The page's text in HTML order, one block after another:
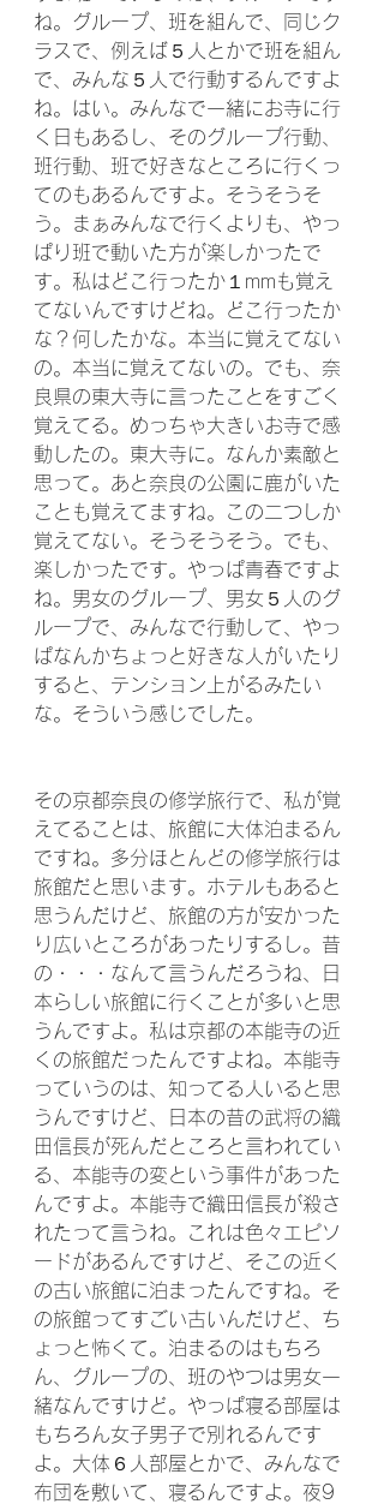
ね。グループ、班を組んで、同じク
ラスで、例えば５人とかで班を組ん
で、みんな５人で行動するんですよ
ね。はい。みんなで一緒にお寺に行
く日もあるし、そのグループ行動、
班行動、班で好きなところに行くっ
てのもあるんですよ。そうそうそ
う。まぁみんなで行くよりも、やっ
ぱり班で動いた方が楽しかったで
す。私はどこ行ったか１mmも覚え
てないんですけどね。どこ行ったか
な？何したかな。本当に覚えてない
の。本当に覚えてないの。でも、奈
良県の東大寺に言ったことをすごく
覚えてる。めっちゃ大きいお寺で感
動したの。東大寺に。なんか素敵と
思って。あと奈良の公園に鹿がいた
ことも覚えてますね。この二つしか
覚えてない。そうそうそう。でも、
楽しかったです。やっぱ青春ですよ
ね。男女のグループ、男女５人のグ
ループで、みんなで行動して、やっ
ぱなんかちょっと好きな人がいたり
すると、テンション上がるみたい
な。そういう感じでした。
その京都奈良の修学旅行で、私が覚
えてることは、旅館に大体泊まるん
ですね。多分ほとんどの修学旅行は
旅館だと思います。ホテルもあると
思うんだけど、旅館の方が安かった
り広いところがあったりするし。昔
の・・・なんて言うんだろうね、日
本らしい旅館に行くことが多いと思
うんですよ。私は京都の本能寺の近
くの旅館だったんですよね。本能寺
っていうのは、知ってる人いると思
うんですけど、日本の昔の武将の織
田信長が死んだところと言われてい
る、本能寺の変という事件があった
んですよ。本能寺で織田信長が殺さ
れたって言うね。これは色々エピソ
ードがあるんですけど、そこの近く
の古い旅館に泊まったんですね。そ
の旅館ってすごい古いんだけど、ち
ょっと怖くて。泊まるのはもちろ
ん、グループの、班のやつは男女一
緒なんですけど。やっぱ寝る部屋は
もちろん女子男子で別れるんです
よ。大体６人部屋とかで、みんなで
布団を敷いて、寝るんですよ。夜9